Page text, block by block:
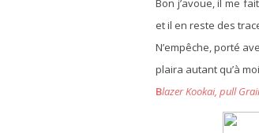
Bon j’avoue, il me
et il en reste des
N’empêche, porté
plaira autant qu’à
Blazer Kookai, pull